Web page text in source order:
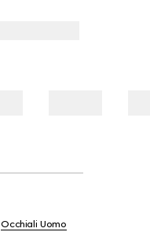
Occhiali Uomo